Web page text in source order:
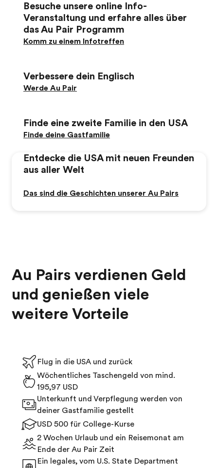
Besuche unsere online Info-
Veranstaltung und erfahre alles über
das Au Pair Programm
Komm zu einem Infotreffen
Verbessere dein Englisch
Werde Au Pair
Finde eine zweite Familie in den USA
Finde deine Gastfamilie
Entdecke die USA mit neuen Freunden
aus aller Welt
Das sind die Geschichten unserer Au Pairs
Au Pairs verdienen Geld
und genießen viele
weitere Vorteile
Flug in die USA und zurück
Wöchentliches Taschengeld von mind.
195,97 USD
Unterkunft und Verpflegung werden von
deiner Gastfamilie gestellt
USD 500 für College-Kurse
2 Wochen Urlaub und ein Reisemonat am
Ende der Au Pair Zeit
Ein legales, vom U.S. State Department